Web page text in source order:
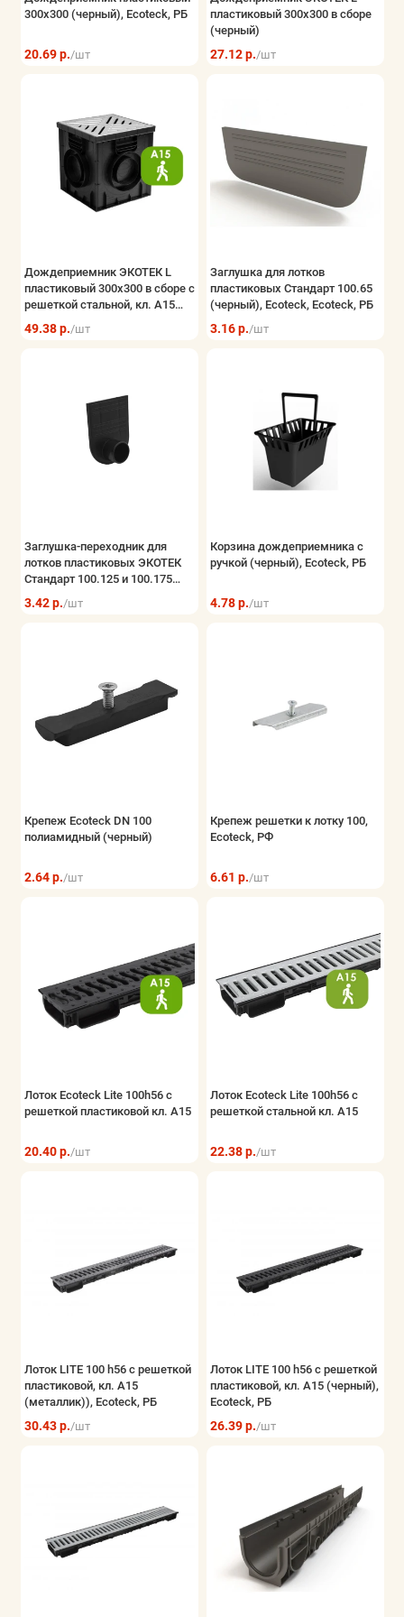
300х300 (черный), Ecoteck, РБ
20.69 р./шт
пластиковый 300х300 в сборе
(черный)
27.12 р./шт
Дождеприемник ЭКОТЕК L
пластиковый 300х300 в сборе с
решеткой стальной, кл. А15
(черный)
49.38 р./шт
Заглушка для лотков
пластиковых Стандарт 100.65
(черный), Ecoteck, Ecoteck, РБ
3.16 р./шт
Заглушка-переходник для
лотков пластиковых ЭКОТЕК
Стандарт 100.125 и 100.175
(черный)
3.42 р./шт
Корзина дождеприемника с
ручкой (черный), Ecoteck, РБ
4.78 р./шт
Крепеж Ecoteck DN 100
полиамидный (черный)
2.64 р./шт
Крепеж решетки к лотку 100,
Ecoteck, РФ
6.61 р./шт
Лоток Ecoteck Lite 100h56 с
решеткой пластиковой кл. А15
20.40 р./шт
Лоток Ecoteck Lite 100h56 с
решеткой стальной кл. А15
22.38 р./шт
Лоток LITE 100 h56 с решеткой
пластиковой, кл. А15
(металлик)), Ecoteck, РБ
30.43 р./шт
Лоток LITE 100 h56 с решеткой
пластиковой, кл. А15 (черный),
Ecoteck, РБ
26.39 р./шт